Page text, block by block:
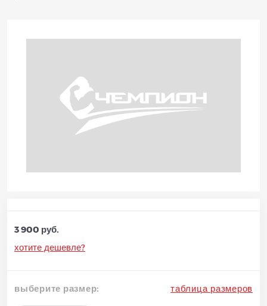
3 900 руб.
хотите дешевле?
выберите размер: таблица размеров